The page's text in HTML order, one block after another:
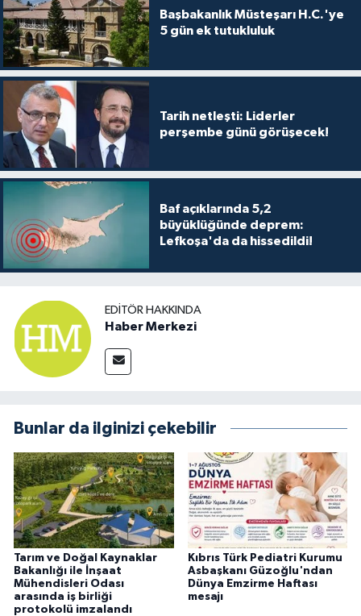
Başbakanlık Müsteşarı H.C.'ye
5 gün ek tutukluluk
Tarih netleşti: Liderler
perşembe günü görüşecek!
Baf açıklarında 5,2
büyüklüğünde deprem:
Lefkoşa'da da hissedildi!
EDITÖR HAKKINDA
Haber Merkezi
Bunlar da ilginizi çekebilir
Tarım ve Doğal Kaynaklar
Bakanlığı ile İnşaat
Mühendisleri Odası
arasında iş birliği
protokolü imzalandı
Kıbrıs Türk Pediatri Kurumu
Asbaşkanı Güzoğlu'ndan
Dünya Emzirme Haftası
mesajı